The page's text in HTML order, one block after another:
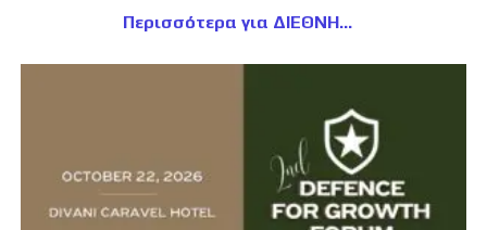
Περισσότερα για ΔΙΕΘΝΗ